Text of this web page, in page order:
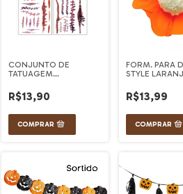
CONJUNTO DE
TATUAGEM
DIVERSOS C/ 5 FOLHAS
R$13,90
FORM. PARA
STYLE
R$13,99